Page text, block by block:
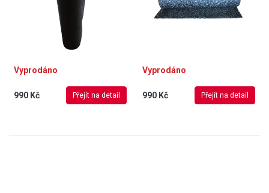
Vyprodáno
990 Kč Přejít na detail
Vyprodáno
990 Kč Přejít na detail